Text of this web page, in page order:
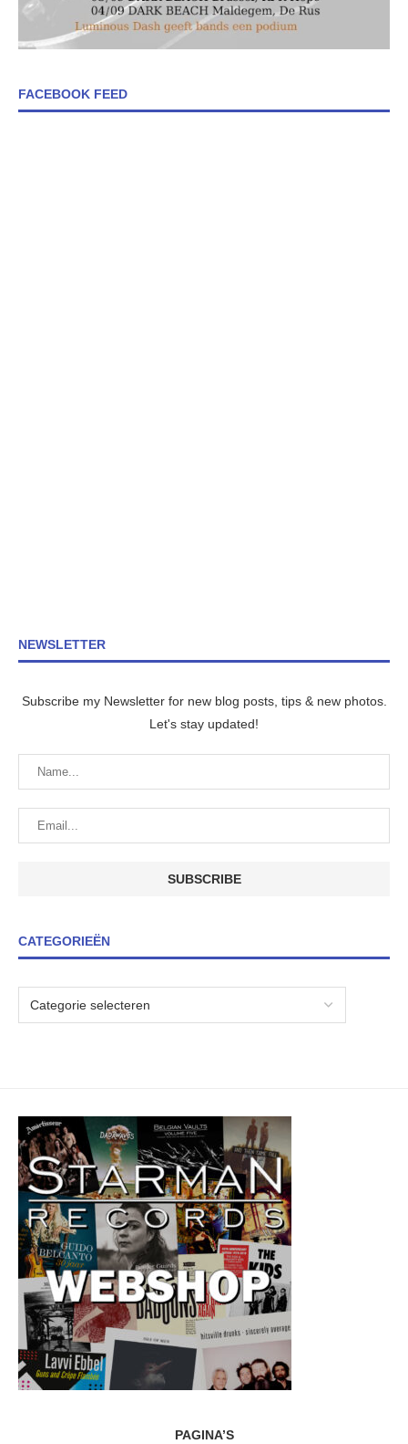
FACEBOOK FEED
NEWSLETTER
Subscribe my Newsletter for new blog posts, tips & new photos.
Let's stay updated!
CATEGORIEËN
PAGINA’S